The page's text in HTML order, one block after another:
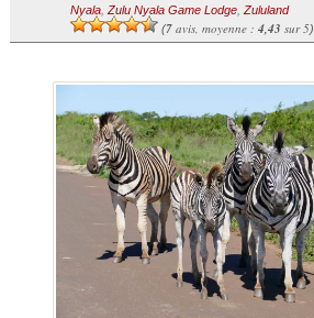
Nyala, Zulu Nyala Game Lodge, Zululand
(7avis, moyenne : 4,43 sur 5)